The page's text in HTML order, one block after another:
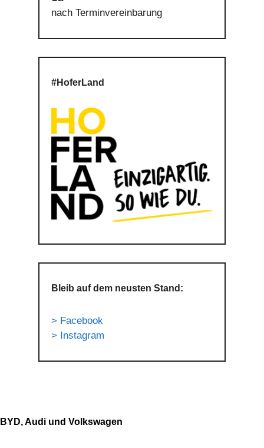
nach Terminvereinbarung
#HoferLand
Bleib auf dem neusten Stand:
> Facebook
> Instagram
BYD, Audi und Volkswagen